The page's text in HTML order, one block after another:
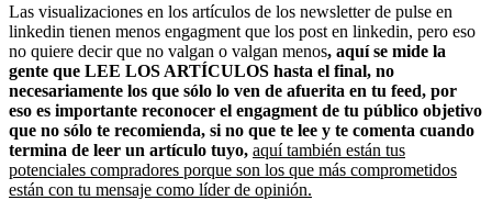
Las visualizaciones en los artículos de los newsletter de pulse en
linkedin tienen menos engagment que los post en linkedin, pero eso
no quiere decir que no valgan o valgan menos, aquí se mide la
gente que LEE LOS ARTÍCULOS hasta el final, no
necesariamente los que sólo lo ven de afuerita en tu feed, por
eso es importante reconocer el engagment de tu público objetivo
que no sólo te recomienda, si no que te lee y te comenta cuando
termina de leer un artículo tuyo, aquí también están tus
potenciales compradores porque son los que más comprometidos
están con tu mensaje como líder de opinión.